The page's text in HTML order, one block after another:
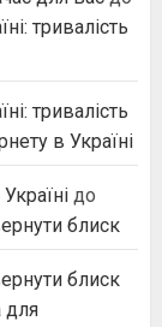
тривалість
тривалість
в Україні
до
блиск
блиск
для